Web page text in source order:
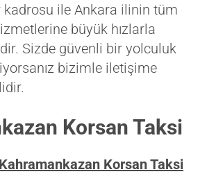
ile Ankara ilinin tüm
büyük hızlarla
Sizde güvenli bir yolculuk
bizimle iletişime
Korsan Taksi
Kahramankazan Korsan Taksi